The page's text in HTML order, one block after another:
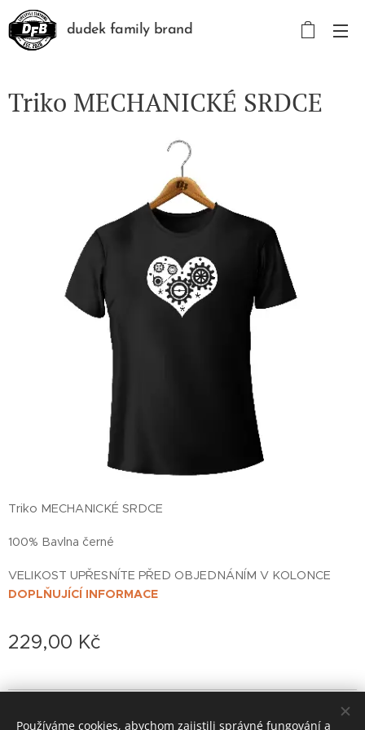
dudek family brand
Triko MECHANICKÉ SRDCE
Triko MECHANICKÉ SRDCE
100% Bavlna černé
VELIKOST UPŘESNÍTE PŘED OBJEDNÁNÍM V KOLONCE
DOPLŇUJÍCÍ INFORMACE
229,00 Kč
Používáme cookies, abychom zajistili správné fungování a